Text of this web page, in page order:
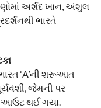
અર્શદ ખાન, અંશુલ
ભારતે
‘A’ની શરૂઆત
જેમની પર
આઉટ થઈ ગયા.